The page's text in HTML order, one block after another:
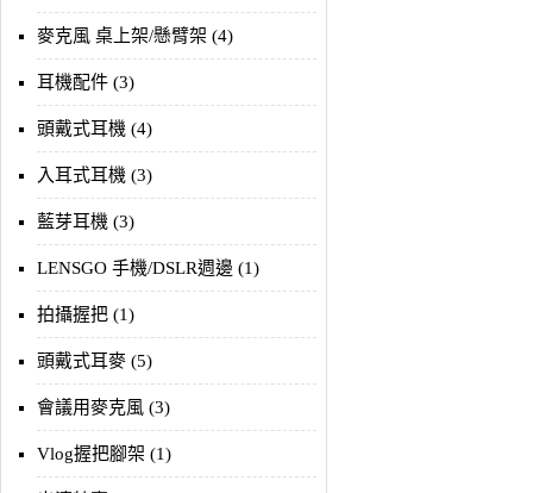
麥克風 桌上架/懸臂架 (4)
耳機配件 (3)
頭戴式耳機 (4)
入耳式耳機 (3)
藍芽耳機 (3)
LENSGO 手機/DSLR週邊 (1)
拍攝握把 (1)
頭戴式耳麥 (5)
會議用麥克風 (3)
Vlog握把腳架 (1)